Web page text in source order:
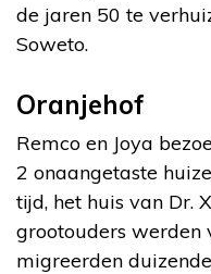
de jaren 50 te
Soweto.
Oranjehof
Remco en Joya
2 onaangetaste
tijd, het huis van Dr.
grootouders werden
migreerden